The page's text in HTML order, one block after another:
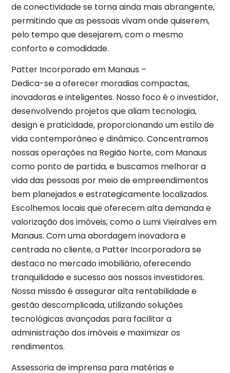
de conectividade se torna ainda mais abrangente,
permitindo que as pessoas vivam onde quiserem,
pelo tempo que desejarem, com o mesmo
conforto e comodidade.
Patter Incorporado em Manaus –
Dedica-se a oferecer moradias compactas,
inovadoras e inteligentes. Nosso foco é o investidor,
desenvolvendo projetos que aliam tecnologia,
design e praticidade, proporcionando um estilo de
vida contemporâneo e dinâmico. Concentramos
nossas operações na Região Norte, com Manaus
como ponto de partida, e buscamos melhorar a
vida das pessoas por meio de empreendimentos
bem planejados e estrategicamente localizados.
Escolhemos locais que oferecem alta demanda e
valorização dos imóveis, como o Lumi Vieiralves em
Manaus. Com uma abordagem inovadora e
centrada no cliente, a Patter Incorporadora se
destaca no mercado imobiliário, oferecendo
tranquilidade e sucesso aos nossos investidores.
Nossa missão é assegurar alta rentabilidade e
gestão descomplicada, utilizando soluções
tecnológicas avançadas para facilitar a
administração dos imóveis e maximizar os
rendimentos.
Assessoria de imprensa para matérias e